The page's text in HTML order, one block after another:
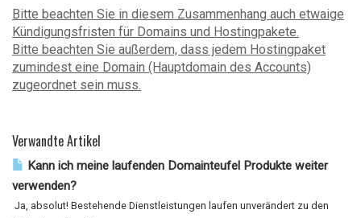
Bitte beachten Sie in diesem Zusammenhang auch etwaige
Kündigungsfristen für Domains und Hostingpakete.
Bitte beachten Sie außerdem, dass jedem Hostingpaket
zumindest eine Domain (Hauptdomain des Accounts)
zugeordnet sein muss.
Verwandte Artikel
Kann ich meine laufenden Domainteufel Produkte weiter
verwenden?
Ja, absolut! Bestehende Dienstleistungen laufen unverändert zu den